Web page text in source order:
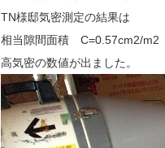
TN様邸気密測定の結果は
相当隙間面積 C=0.57cm2/m2
高気密の数値が出ました。